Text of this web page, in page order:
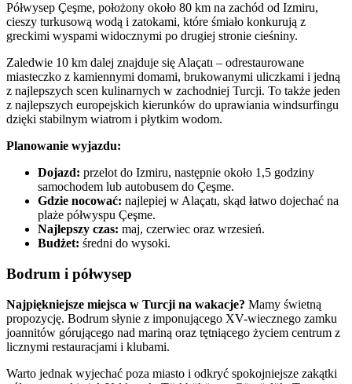
Półwysep Çeşme, położony około 80 km na zachód od Izmiru,
cieszy turkusową wodą i zatokami, które śmiało konkurują z
greckimi wyspami widocznymi po drugiej stronie cieśniny.
Zaledwie 10 km dalej znajduje się Alaçatı – odrestaurowane
miasteczko z kamiennymi domami, brukowanymi uliczkami i jedną
z najlepszych scen kulinarnych w zachodniej Turcji. To także jeden
z najlepszych europejskich kierunków do uprawiania windsurfingu
dzięki stabilnym wiatrom i płytkim wodom.
Planowanie wyjazdu:
Dojazd: przelot do Izmiru, następnie około 1,5 godziny
samochodem lub autobusem do Çeşme.
Gdzie nocować: najlepiej w Alaçatı, skąd łatwo dojechać na
plaże półwyspu Çeşme.
Najlepszy czas: maj, czerwiec oraz wrzesień.
Budżet: średni do wysoki.
Bodrum i półwysep
Najpiękniejsze miejsca w Turcji na wakacje? Mamy świetną
propozycję. Bodrum słynie z imponującego XV-wiecznego zamku
joannitów górującego nad mariną oraz tętniącego życiem centrum z
licznymi restauracjami i klubami.
Warto jednak wyjechać poza miasto i odkryć spokojniejsze zakątki